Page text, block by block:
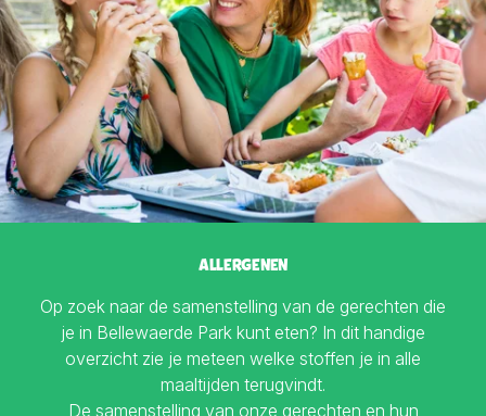
ALLERGENEN
Op zoek naar de samenstelling van de gerechten die
je in Bellewaerde Park kunt eten? In dit handige
overzicht zie je meteen welke stoffen je in alle
maaltijden terugvindt.
De samenstelling van onze gerechten en hun